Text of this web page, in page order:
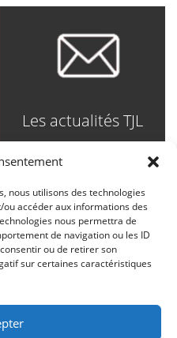
nous utilisons des technologies
accéder aux informations des
nous permettra de
de navigation ou les ID
ou de retirer son
sur certaines caractéristiques
Les actualités TJL
& LESPÉRANCE
& Solicitors
d'Armes, Suite 90
H2Y 2X8
8385
588-8385